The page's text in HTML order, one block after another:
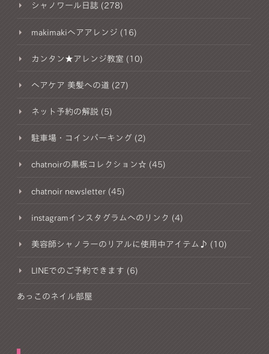
シャノワール日誌 (278)
makimakiヘアアレンジ (16)
カンタン★アレンジ教室 (10)
ヘアケア 美髪への道 (27)
ネット予約の解説 (5)
駐車場・コインパーキング (2)
chatnoirの黒板コレクション☆ (45)
chatnoir newsletter (45)
instagramインスタグラムへのリンク (4)
美容師シャノラーのリアルに使用中アイテム♪ (10)
LINEでのご予約できます (6)
あっこのネイル部屋